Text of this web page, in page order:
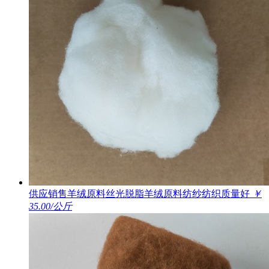
供应销售羊绒原料丝光脱脂羊绒原料纺纱纺织质量好 ￥
35.00/公斤